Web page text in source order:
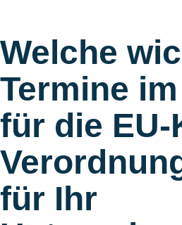
Welche
Termine
für die EU-
für Ihr